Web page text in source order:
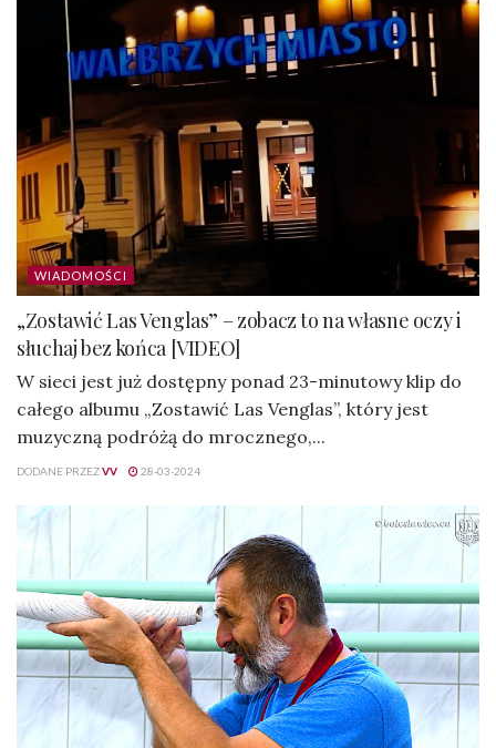
WIADOMOŚCI
„Zostawić Las Venglas” – zobacz to na własne oczy i
słuchaj bez końca [VIDEO]
W sieci jest już dostępny ponad 23-minutowy klip do
całego albumu „Zostawić Las Venglas”, który jest
muzyczną podróżą do mrocznego,...
DODANE PRZEZVV 28-03-2024